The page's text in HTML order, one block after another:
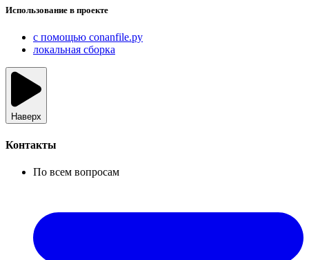
Использование в проекте
с помощью conanfile.py
локальная сборка
Наверх
Контакты
По всем вопросам